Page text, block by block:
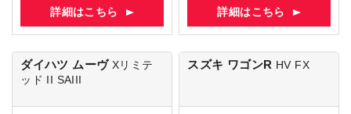
詳細はこちら 詳細はこちら
ダイハツ ムーヴ Xリミテ
ッド II SAIII
スズキ ワゴンR HV FX